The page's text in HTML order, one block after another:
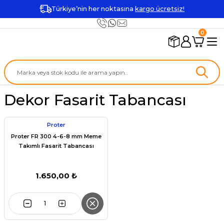
Türkiye’nin her noktasına kargo ücretsiz!
0
Dekor Fasarit Tabancası
Proter
Proter FR 300 4-6-8 mm Meme
Takımlı Fasarit Tabancası
1.650,00 ₺